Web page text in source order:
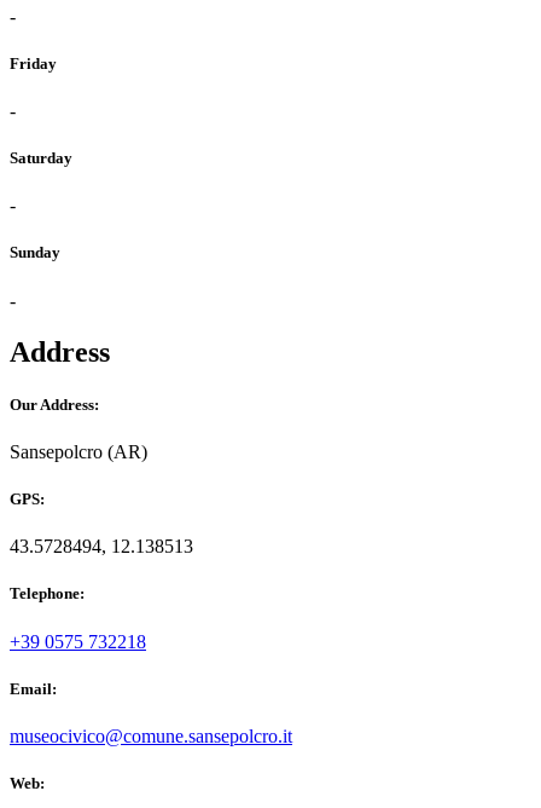
-
Friday
-
Saturday
-
Sunday
-
Address
Our Address:
Sansepolcro (AR)
GPS:
43.5728494, 12.138513
Telephone:
+39 0575 732218
Email:
museocivico@comune.sansepolcro.it
Web: